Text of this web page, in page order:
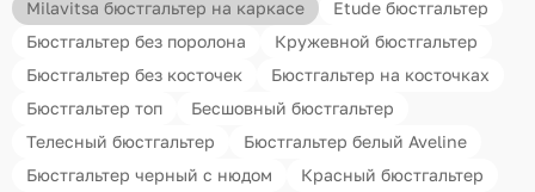
Milavitsa бюстгальтер на каркасе
Etude бюстгальтер
Бюстгальтер без поролона
Кружевной бюстгальтер
Бюстгальтер без косточек
Бюстгальтер на косточках
Бюстгальтер топ
Бесшовный бюстгальтер
Телесный бюстгальтер
Бюстгальтер белый Aveline
Бюстгальтер черный с нюдом
Красный бюстгальтер